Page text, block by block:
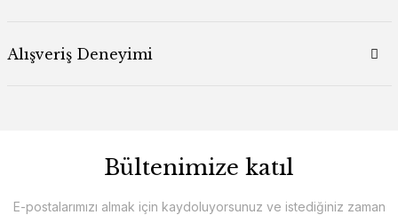
Alışveriş Deneyimi
Bültenimize katıl
E-postalarımızı almak için kaydoluyorsunuz ve istediğiniz zaman